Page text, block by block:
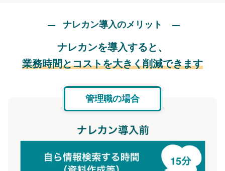
ナレカン導入のメリット
ナレカンを導入すると、
業務時間とコストを大きく削減できます
管理職の場合